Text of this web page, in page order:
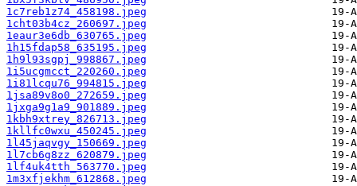
1c7reb1z74_458198.jpeg
1cht03b4cz_260697.jpeg
1eaur3e6db_630765.jpeg
1h15fdap58_635195.jpeg
1h9l93sgpj_998867.jpeg
1i5ucgmcct_220260.jpeg
1i81lcqu76_994815.jpeg
1jsa89v8o0_272659.jpeg
1jxga9g1a9_901889.jpeg
1kbh9xtrey_826713.jpeg
1kllfc0wxu_450245.jpeg
1l45jaqvgy_150669.jpeg
1l7cb6g8zz_620879.jpeg
1lf4uk4tth_563770.jpeg
1m3xfjekhm_612868.jpeg